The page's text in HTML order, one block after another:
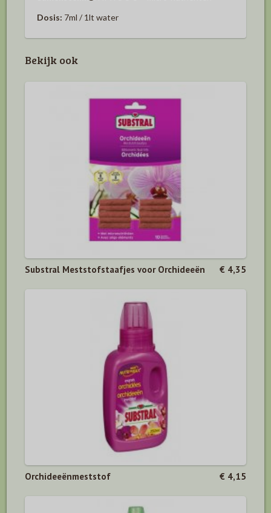
Dosis: 7ml / 1lt water
Bekijk ook
Substral Meststofstaafjes voor Orchideeën € 4,35
Orchideeënmeststof € 4,15